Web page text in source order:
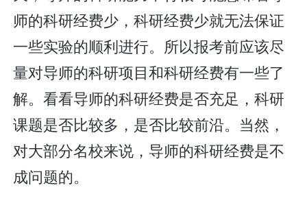
师的科研经费少，科研经费少就无法保证
一些实验的顺利进行。所以报考前应该尽
量对导师的科研项目和科研经费有一些了
解。看看导师的科研经费是否充足，科研
课题是否比较多，是否比较前沿。当然，
对大部分名校来说，导师的科研经费是不
成问题的。